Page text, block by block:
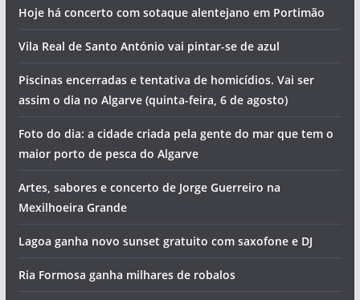
Hoje há concerto com sotaque alentejano em Portimão
Vila Real de Santo António vai pintar-se de azul
Piscinas encerradas e tentativa de homicídios. Vai ser
assim o dia no Algarve (quinta-feira, 6 de agosto)
Foto do dia: a cidade criada pela gente do mar que tem o
maior porto de pesca do Algarve
Artes, sabores e concerto de Jorge Guerreiro na
Mexilhoeira Grande
Lagoa ganha novo sunset gratuito com saxofone e DJ
Ria Formosa ganha milhares de robalos